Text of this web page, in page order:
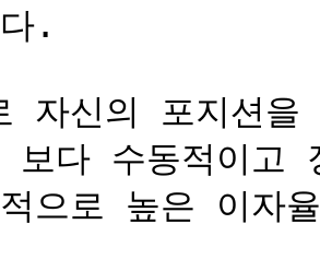
.
자신의 포지션
보다 수동적이고
으로 높은 이자